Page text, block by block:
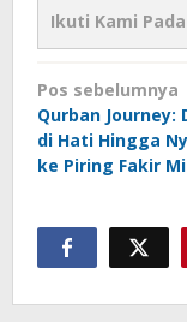
Ikuti Kami Pada
Navigasi
pos
Pos sebelumnya
Qurban Journey:
di Hati Hingga
ke Piring Fakir